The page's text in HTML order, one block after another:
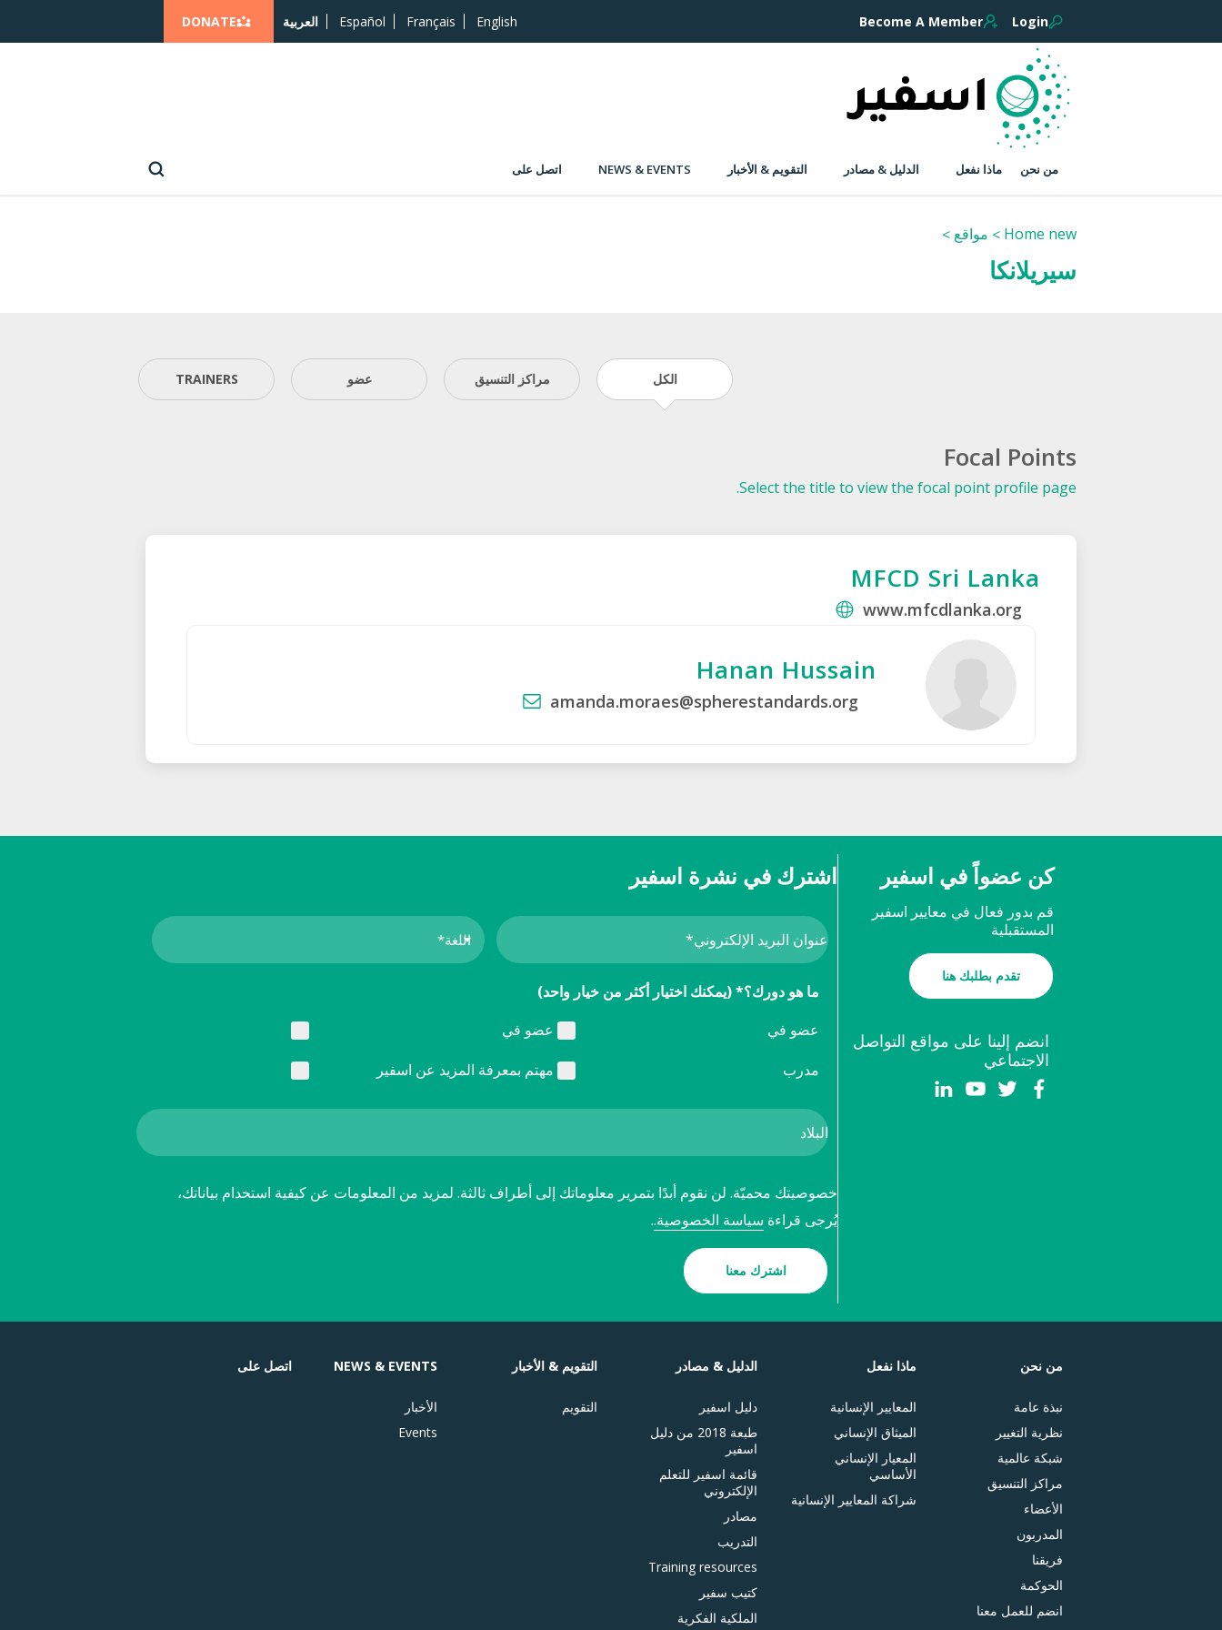
Login
Become A Member
English
Français
Español العربية DONATE
من نحن ماذا نفعل الدليل & مصادر التقويم & الأخبار NEWS & EVENTS اتصل على
Home new مواقع
سيريلانكا
الكل مراكز التنسيق عضو TRAINERS
Focal Points
Select the title to view the focal point profile page.
MFCD Sri Lanka
www.mfcdlanka.org
Hanan Hussain
amanda.moraes@spherestandards.org
كن عضواً في اسفير
قم بدور فعال في معايير اسفير
المستقبلية
تقدم بطلبك هنا
انضم إلينا على مواقع التواصل
الاجتماعي
اشترك في نشرة اسفير
ما هو دورك؟* (يمكنك اختيار أكثر من خيار واحد)
عضو في
عضو في
مدرب
مهتم بمعرفة المزيد عن اسفير
خصوصيتك محميّة. لن نقوم أبدًا بتمرير معلوماتك إلى أطراف ثالثة. لمزيد من المعلومات عن كيفية استخدام بياناتك،
يُرجى قراءة سياسة الخصوصية..
اشترك معنا
من نحن
نبذة عامة
نظرية التغيير
شبكة عالمية
مراكز التنسيق
الأعضاء
المدربون
فريقنا
الحوكمة
انضم للعمل معنا
ماذا نفعل
المعايير الإنسانية
الميثاق الإنساني
المعيار الإنساني
الأساسي
شراكة المعايير الإنسانية
الدليل & مصادر
دليل اسفير
طبعة 2018 من دليل
اسفير
قائمة اسفير للتعلم
الإلكتروني
مصادر
التدريب
Training resources
كتيب سفير
الملكية الفكرية
التقويم & الأخبار
التقويم
NEWS & EVENTS
الأخبار
Events
اتصل على